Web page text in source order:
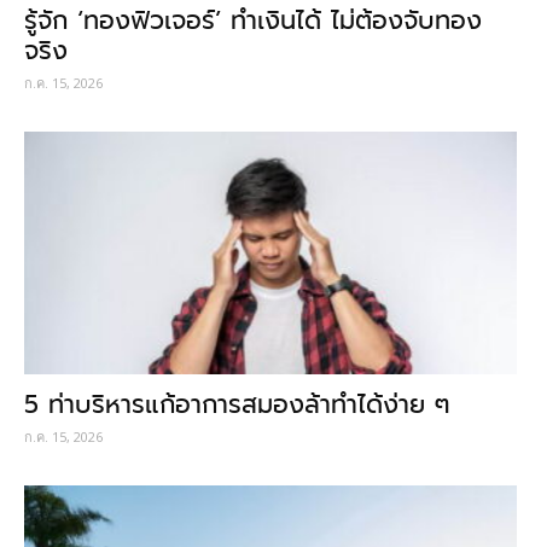
รู้จัก ‘ทองฟิวเจอร์’ ทำเงินได้ ไม่ต้องจับทอง
จริง
ก.ค. 15, 2026
5 ท่าบริหารแก้อาการสมองล้าทำได้ง่าย ๆ
ก.ค. 15, 2026